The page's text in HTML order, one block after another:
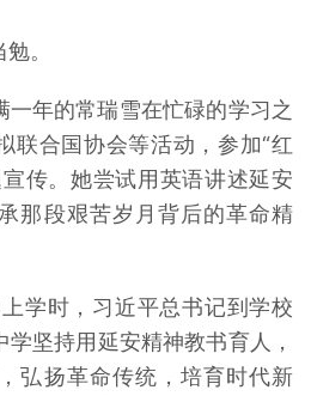
。
年的常瑞雪在忙碌的学习之
联合国协会等活动，参加“红
传。她尝试用英语讲述延安
那段艰苦岁月背后的革命精
时，习近平总书记到学校
坚持用延安精神教书育人，
弘扬革命传统，培育时代新